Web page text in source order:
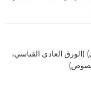
(صوتي) (الورق العادي القياسي،